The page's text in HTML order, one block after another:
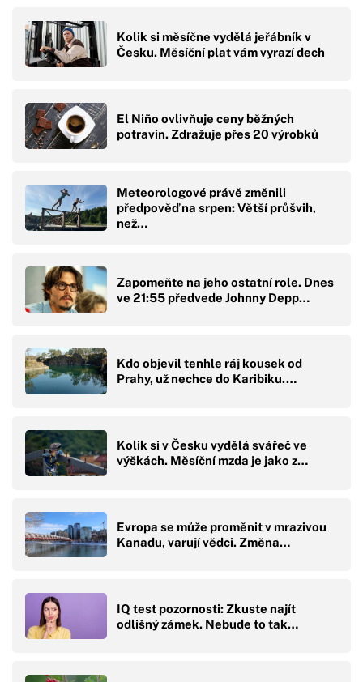
Kolik si měsíčne vydělá jeřábník v
Česku. Měsíční plat vám vyrazí dech
El Niño ovlivňuje ceny běžných
potravin. Zdražuje přes 20 výrobků
Meteorologové právě změnili
předpověď na srpen: Větší průšvih,
než…
Zapomeňte na jeho ostatní role. Dnes
ve 21:55 předvede Johnny Depp…
Kdo objevil tenhle ráj kousek od
Prahy, už nechce do Karibiku.…
Kolik si v Česku vydělá svářeč ve
výškách. Měsíční mzda je jako z…
Evropa se může proměnit v mrazivou
Kanadu, varují vědci. Změna…
IQ test pozornosti: Zkuste najít
odlišný zámek. Nebude to tak…